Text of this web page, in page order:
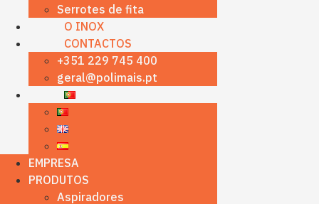
Serrotes de fita
O INOX
CONTACTOS
+351 229 745 400
geral@polimais.pt
EMPRESA
PRODUTOS
Aspiradores